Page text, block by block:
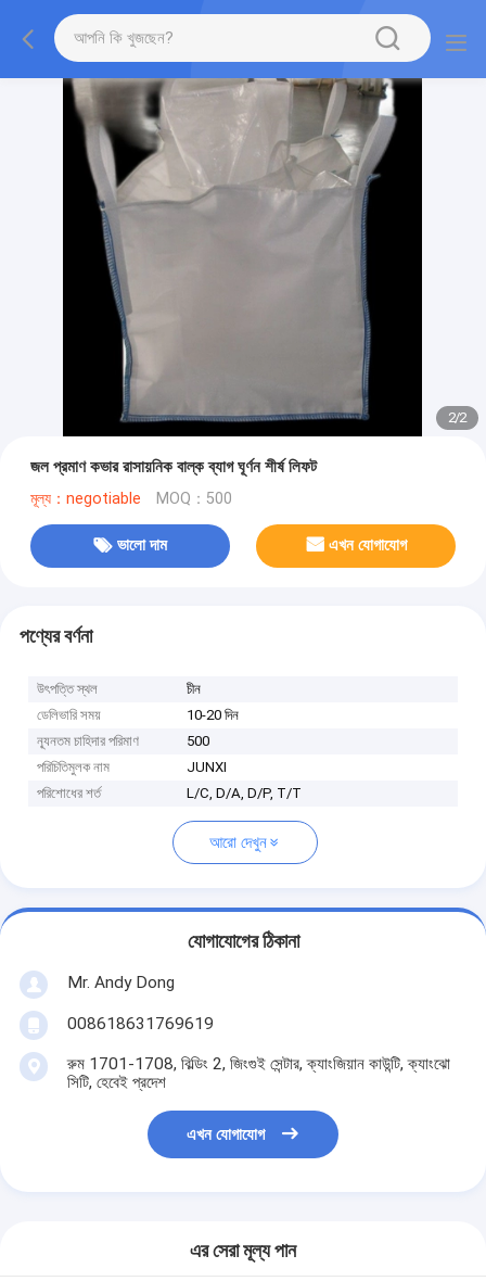
2/2
জল প্রমাণ কভার রাসায়নিক বাল্ক ব্যাগ ঘূর্ণন শীর্ষ লিফট
মূল্য：negotiable MOQ：500
ভালো দাম এখন যোগাযোগ
পণ্যের বর্ণনা
উৎপত্তি স্থল
চীন
ডেলিভারি সময়
10-20 দিন
ন্যূনতম চাহিদার পরিমাণ
500
পরিচিতিমুলক নাম
JUNXI
পরিশোধের শর্ত
L/C, D/A, D/P, T/T
আরো দেখুন
যোগাযোগের ঠিকানা
Mr. Andy Dong
008618631769619
রুম 1701-1708, বিল্ডিং 2, জিংগুই সেন্টার, ক্যাংজিয়ান কাউন্টি, ক্যাংঝো
সিটি, হেবেই প্রদেশ
এখন যোগাযোগ
এর সেরা মূল্য পান